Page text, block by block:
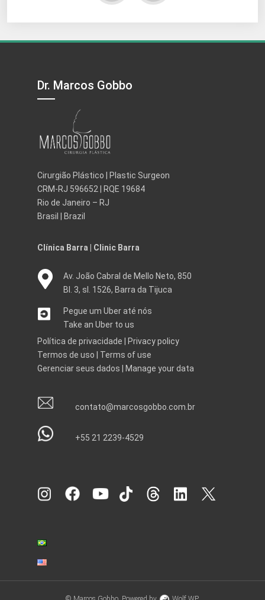
Dr. Marcos Gobbo
Cirurgião Plástico | Plastic Surgeon
CRM-RJ 596652 | RQE 19684
Rio de Janeiro – RJ
Brasil | Brazil
Clínica Barra | Clinic Barra
Av. João Cabral de Mello Neto, 850
Bl. 3, sl. 1526, Barra da Tijuca
Pegue um Uber até nós
Take an Uber to us
Política de privacidade
Privacy policy
Termos de uso
Terms of use
Gerenciar seus dados
Manage your data
contato@marcosgobbo.com.br
+55 21 2239-4529